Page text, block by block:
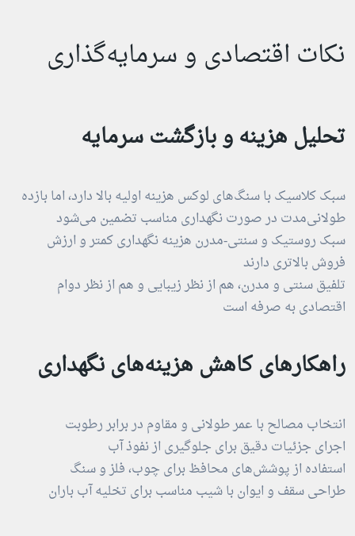
نکات اقتصادی و سرمایه‌گذاری
تحلیل هزینه و بازگشت سرمایه
سبک کلاسیک با سنگ‌های لوکس هزینه اولیه بالا دارد، اما بازده
طولانی‌مدت در صورت نگهداری مناسب تضمین می‌شود
سبک روستیک و سنتی-مدرن هزینه نگهداری کمتر و ارزش
فروش بالاتری دارند
تلفیق سنتی و مدرن، هم از نظر زیبایی و هم از نظر دوام
اقتصادی به صرفه است
راهکارهای کاهش هزینه‌های نگهداری
انتخاب مصالح با عمر طولانی و مقاوم در برابر رطوبت
اجرای جزئیات دقیق برای جلوگیری از نفوذ آب
استفاده از پوشش‌های محافظ برای چوب، فلز و سنگ
طراحی سقف و ایوان با شیب مناسب برای تخلیه آب باران